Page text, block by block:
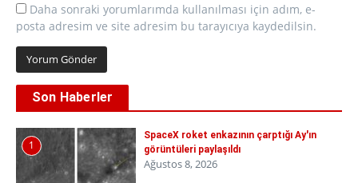
Daha sonraki yorumlarımda kullanılması için adım, e-
posta adresim ve site adresim bu tarayıcıya kaydedilsin.
Son Haberler
1
SpaceX roket enkazının çarptığı Ay'ın
görüntüleri paylaşıldı
Ağustos 8, 2026